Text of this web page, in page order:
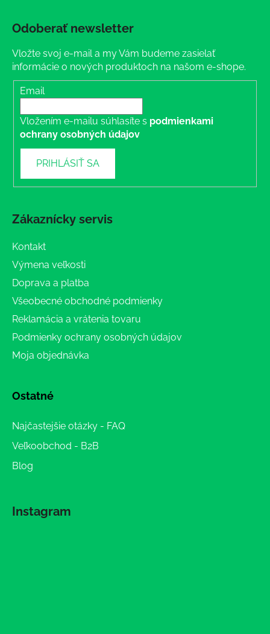
Odoberať newsletter
Vložte svoj e-mail a my Vám budeme zasielať
informácie o nových produktoch na našom e-shope.
Email
Vložením e-mailu súhlasíte s podmienkami
ochrany osobných údajov
PRIHLÁSIŤ SA
Zákaznícky servis
Kontakt
Výmena veľkosti
Doprava a platba
Všeobecné obchodné podmienky
Reklamácia a vrátenia tovaru
Podmienky ochrany osobných údajov
Moja objednávka
Ostatné
Najčastejšie otázky - FAQ
Veľkoobchod - B2B
Blog
Instagram